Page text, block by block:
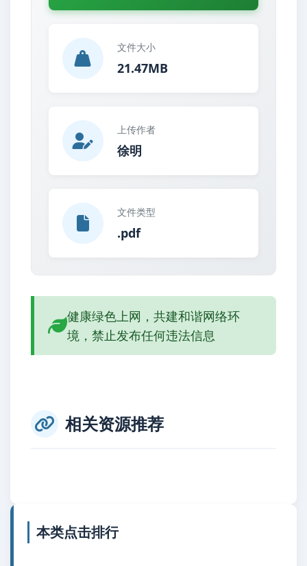
文件大小
21.47MB
上传作者
徐明
文件类型
.pdf
健康绿色上网，共建和谐网络环
境，禁止发布任何违法信息
相关资源推荐
本类点击排行